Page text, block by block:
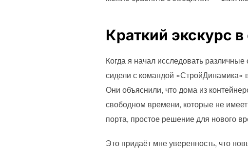
Краткий экскурс
Когда я начал исследовать
сидели с командой «СтройДинамика»
Они объяснили, что дома из
свободном времени, которые не
порта, простое решение для нового
Это придаёт мне уверенность, что